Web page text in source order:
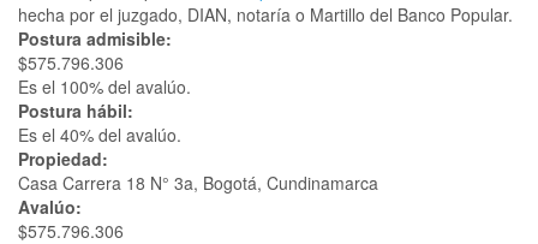
hecha por el juzgado, DIAN, notaría o Martillo del Banco Popular.
Postura admisible:
$575.796.306
Es el 100% del avalúo.
Postura hábil:
Es el 40% del avalúo.
Propiedad:
Casa Carrera 18 N° 3a, Bogotá, Cundinamarca
Avalúo:
$575.796.306